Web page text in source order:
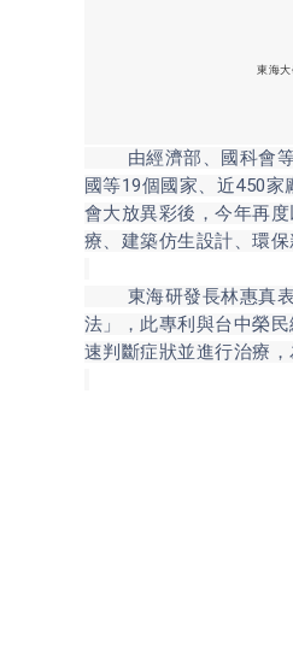
東海
由經濟部、國科會等
國等19個國家、近450
會大放異彩後，今年再
療、建築仿生設計、環
東海研發長林惠真表
法」，此專利與台中榮
速判斷症狀並進行治療